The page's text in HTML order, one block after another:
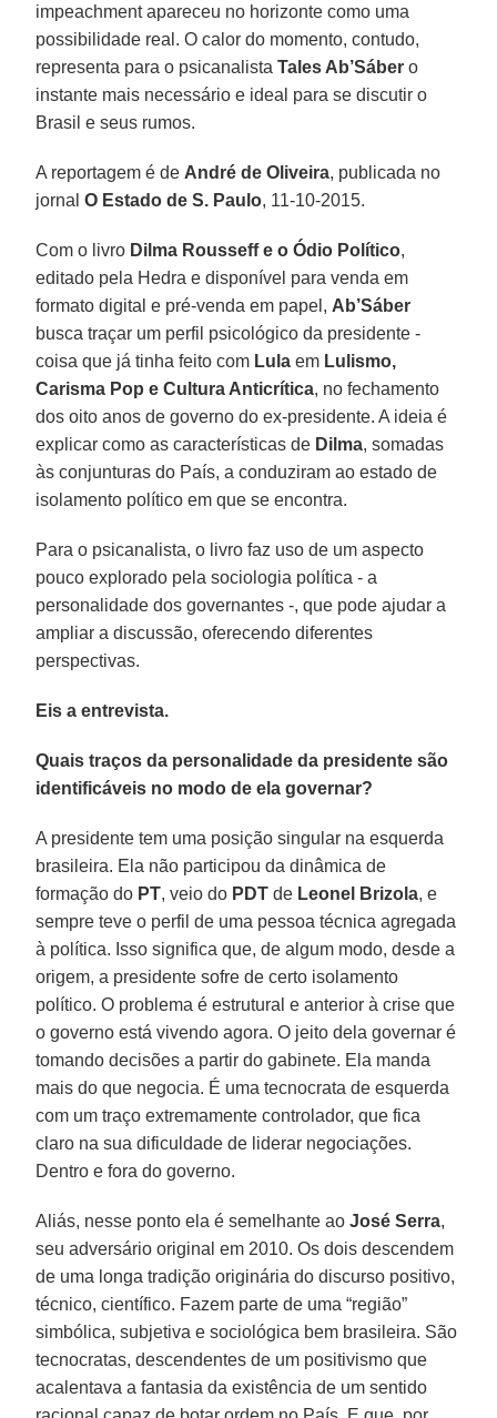
impeachment apareceu no horizonte como uma
possibilidade real. O calor do momento, contudo,
representa para o psicanalistaTales Ab’Sáber o
instante mais necessário e ideal para se discutir o
Brasil e seus rumos.
A reportagem é de André de Oliveira, publicada no
jornalO Estado de S. Paulo, 11-10-2015.
Com o livro Dilma Rousseff e o Ódio Político,
editado pela Hedra e disponível para venda em
formato digital e pré-venda em papel, Ab’Sáber
busca traçar um perfil psicológico da presidente -
coisa que já tinha feito com Lula em Lulismo,
Carisma Pop e Cultura Anticrítica, no fechamento
dos oito anos de governo do ex-presidente. A ideia é
explicar como as características de Dilma, somadas
às conjunturas do País, a conduziram ao estado de
isolamento político em que se encontra.
Para o psicanalista, o livro faz uso de um aspecto
pouco explorado pela sociologia política - a
personalidade dos governantes -, que pode ajudar a
ampliar a discussão, oferecendo diferentes
perspectivas.
Eis a entrevista.
Quais traços da personalidade da presidente são
identificáveis no modo de ela governar?
A presidente tem uma posição singular na esquerda
brasileira. Ela não participou da dinâmica de
formação do PT, veio do PDT de Leonel Brizola, e
sempre teve o perfil de uma pessoa técnica agregada
à política. Isso significa que, de algum modo, desde a
origem, a presidente sofre de certo isolamento
político. O problema é estrutural e anterior à crise que
o governo está vivendo agora. O jeito dela governar é
tomando decisões a partir do gabinete. Ela manda
mais do que negocia. É uma tecnocrata de esquerda
com um traço extremamente controlador, que fica
claro na sua dificuldade de liderar negociações.
Dentro e fora do governo.
Aliás, nesse ponto ela é semelhante aoJosé Serra,
seu adversário original em 2010. Os dois descendem
de uma longa tradição originária do discurso positivo,
técnico, científico. Fazem parte de uma “região”
simbólica, subjetiva e sociológica bem brasileira. São
tecnocratas, descendentes de um positivismo que
acalentava a fantasia da existência de um sentido